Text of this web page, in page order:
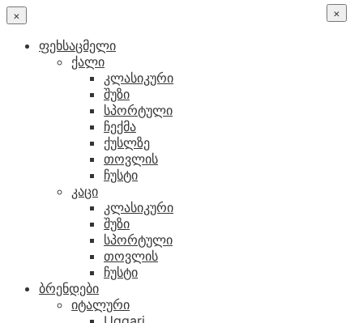
×
ფეხსაცმელი
ქალი
კლასიკური
შუზი
სპორტული
ჩექმა
ქუსლზე
თოვლის
ჩუსტი
კაცი
კლასიკური
შუზი
სპორტული
თოვლის
ჩუსტი
ბრენდები
იტალური
×